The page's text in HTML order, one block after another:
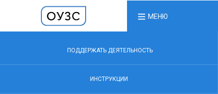
МЕНЮ
ПОДДЕРЖАТЬ ДЕЯТЕЛЬНОСТЬ
ИНСТРУКЦИИ